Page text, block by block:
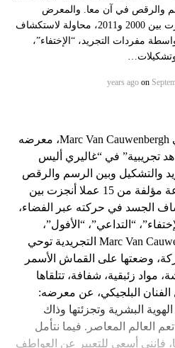
والرقص في آن معا. والمعرض
مجموعة مؤلفة من 15 عملا أنجزت بين 2000 و2011، محاولة لاستكشاف
مفردات التجريد، “الإختفاء”،
on
وطنية – أقام الفنان البلجيكي Marc Van Cauwenbergh، معرضه
تجريبية” في “غاليري أليس
والتشكيل وبين الرسم والرقص
في آن معا. والمعرض مجموعة مؤلفة من 15 عملا أنجزت بين
لاستكشاف الجسد في حركته عبر الفضاء،
“التداعي”، “الأفول”،
“اللولب”. وتشكيلات Marc Van Cauwenbergh التجريدية توحي
وضعتها على القماش الأسمر
مواد زئبقية، شفافة، تتلقاها
البلجيكي، عن معرضه:
البشرية وتجزئتها وذاك
العالم المعاصر. فيما نتأمل
فإنني أسعى للتعبير عن العواطف